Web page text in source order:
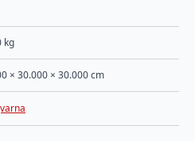
kg
× 30.000 × 30.000 cm